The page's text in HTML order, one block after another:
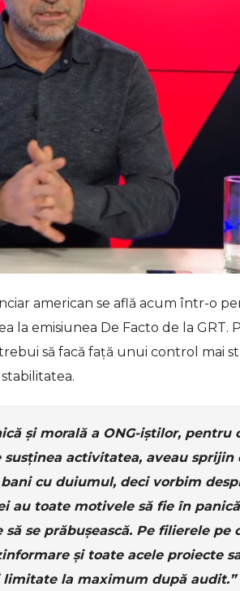
american se află acum într-o
la emisiunea De Facto de la GRT.
să facă față unui control mai
și morală a ONG-iștilor, pentru
activitatea, aveau sprijin
cu duiumul, deci vorbim
au toate motivele să fie în
se prăbușească. Pe filierele pe
și toate acele proiecte
limitate la maximum după audit.”